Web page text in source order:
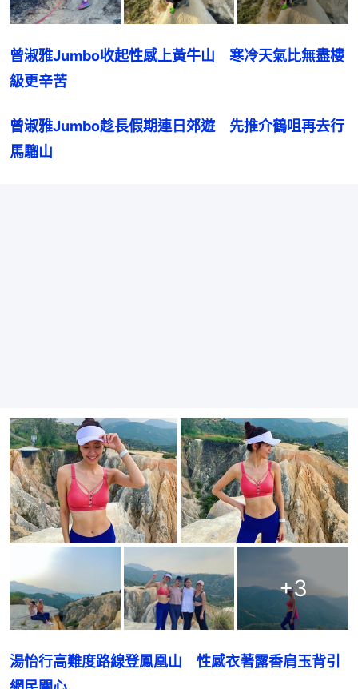
曾淑雅Jumbo收起性感上黃牛山　寒冷天氣比無盡樓
級更辛苦
曾淑雅Jumbo趁長假期連日郊遊　先推介鶴咀再去行
馬騮山
+3
湯怡行高難度路線登鳳凰山　性感衣著露香肩玉背引